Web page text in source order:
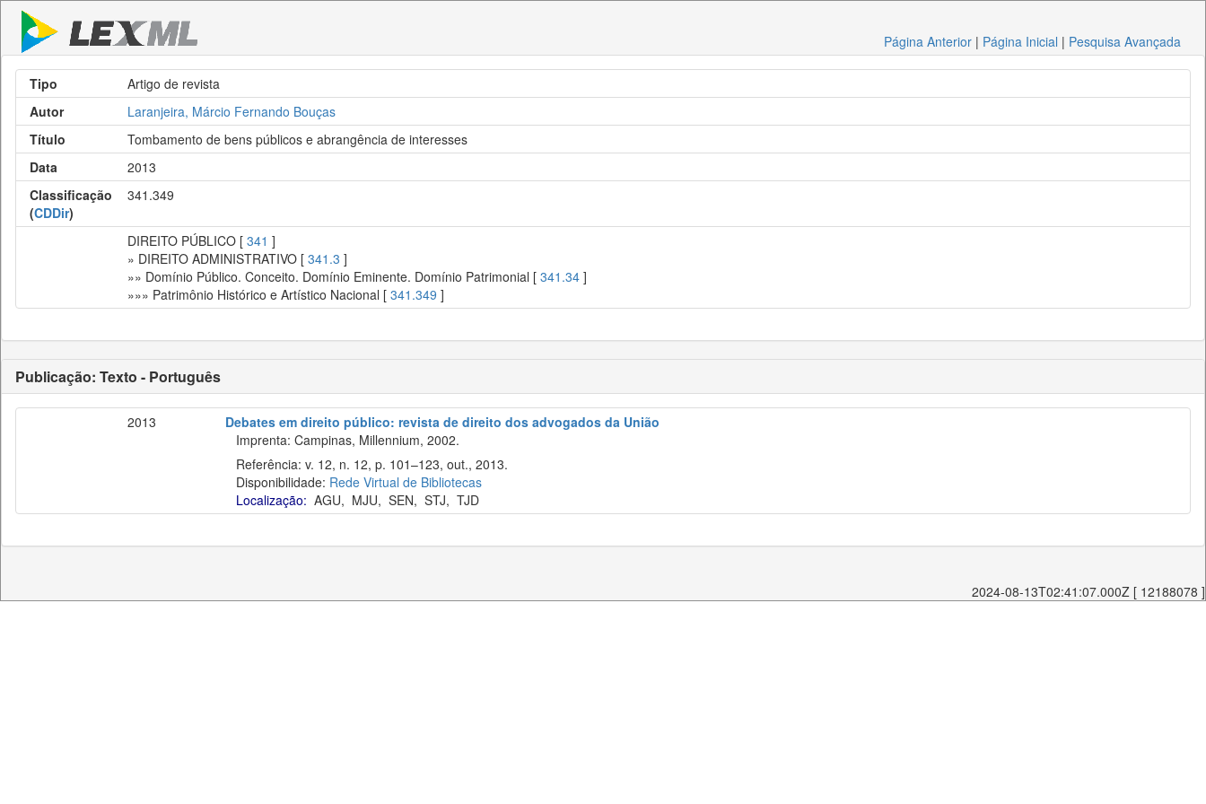
Página Anterior | Página Inicial | Pesquisa Avançada
Tipo
Artigo de revista
Autor
Laranjeira, Márcio Fernando Bouças
Título
Tombamento de bens públicos e abrangência de interesses
Data
2013
Classificação
(CDDir)
341.349
DIREITO PÚBLICO [ 341 ]
» DIREITO ADMINISTRATIVO [ 341.3 ]
»» Domínio Público. Conceito. Domínio Eminente. Domínio Patrimonial [ 341.34 ]
»»» Patrimônio Histórico e Artístico Nacional [ 341.349 ]
Publicação: Texto - Português
2013
Debates em direito público: revista de direito dos advogados da União
Imprenta: Campinas, Millennium, 2002.
Referência: v. 12, n. 12, p. 101–123, out., 2013.
Disponibilidade: Rede Virtual de Bibliotecas
Localização: AGU, MJU, SEN, STJ, TJD
2024-08-13T02:41:07.000Z [ 12188078 ]